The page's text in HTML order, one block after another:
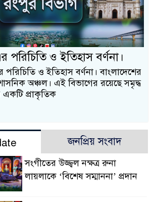
পরিচিতি ও ইতিহাস বর্ণনা।
ও ইতিহাস বর্ণনা। বাংলাদেশের
অঞ্চল। এই বিভাগের রয়েছে সমৃদ্ধ
একটি প্রাকৃতিক
জনপ্রিয় সংবাদ
সংগীতের উজ্জ্বল নক্ষত্র রুনা
লায়লাকে ‘বিশেষ সম্মাননা’ প্রদান